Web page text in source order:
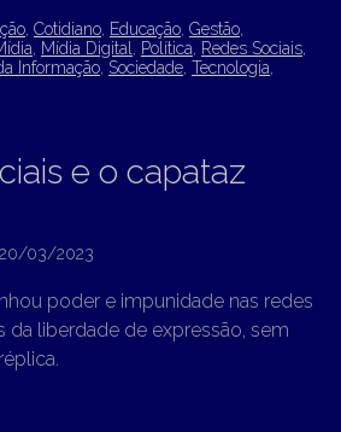
Cotidiano Educação Gestão
Mídia Digital Política Redes Sociais
Informação Sociedade Tecnologia
e o capataz
20/03/2023
poder e impunidade nas redes
da liberdade de expressão, sem